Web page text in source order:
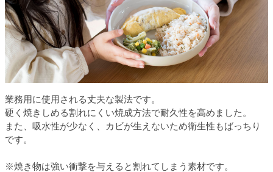
業務用に使用される丈夫な製法です。
硬く焼きしめる割れにくい焼成方法で耐久性を高めました。
また、吸水性が少なく、カビが生えないため衛生性もばっちり
です。
※焼き物は強い衝撃を与えると割れてしまう素材です。